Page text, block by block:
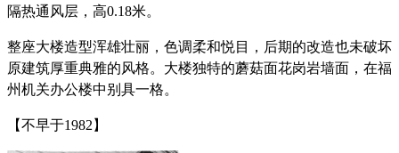
隔热通风层，高0.18米。
整座大楼造型浑雄壮丽，色调柔和悦目，后期的改造也未破坏
原建筑厚重典雅的风格。大楼独特的蘑菇面花岗岩墙面，在福
州机关办公楼中别具一格。
【不早于1982】